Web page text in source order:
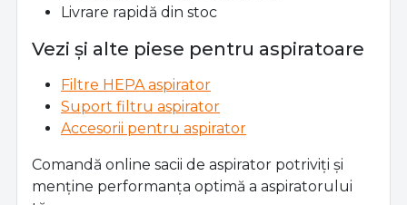
Livrare rapidă din stoc
Vezi și alte piese pentru aspiratoare
Filtre HEPA aspirator
Suport filtru aspirator
Accesorii pentru aspirator
Comandă online sacii de aspirator potriviți și
menține performanța optimă a aspiratorului